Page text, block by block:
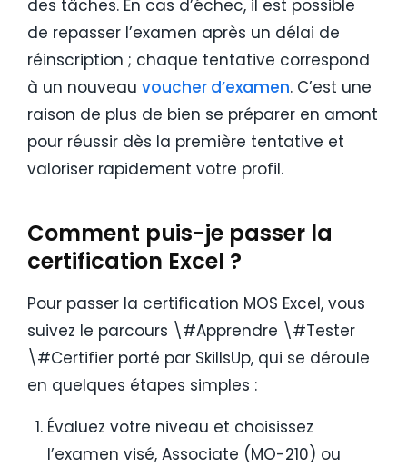
des tâches. En cas d’échec, il est possible
de repasser l’examen après un délai de
réinscription ; chaque tentative correspond
à un nouveau voucher d’examen. C’est une
raison de plus de bien se préparer en amont
pour réussir dès la première tentative et
valoriser rapidement votre profil.
Comment puis-je passer la
certification Excel ?
Pour passer la certification MOS Excel, vous
suivez le parcours \#Apprendre \#Tester
\#Certifier porté par SkillsUp, qui se déroule
en quelques étapes simples :
Évaluez votre niveau et choisissez
l’examen visé, Associate (MO-210) ou